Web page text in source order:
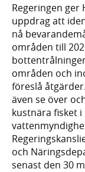
Regeringen ger
uppdrag att
nå
områden till
områden och
föreslå
även se över
kustnära fisket i
och
senast den 30